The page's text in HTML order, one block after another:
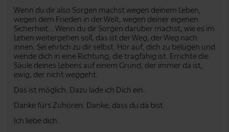
Wenn du dir also Sorgen machst wegen deinem Leben,
wegen dem Frieden in der Welt, wegen deiner eigenen
Sicherheit... Wenn du dir Sorgen darüber machst, wie es im
Leben weitergehen soll, das ist der Weg, der Weg nach
innen. Sei ehrlich zu dir selbst. Hör auf, dich zu belügen und
wende dich in eine Richtung, die tragfähig ist. Errichte die
Säule deines Lebens auf einem Grund, der immer da ist,
ewig, der nicht weggeht.
Das ist möglich. Dazu lade ich Dich ein.
Danke fürs Zuhören. Danke, dass du da bist.
Ich liebe dich.